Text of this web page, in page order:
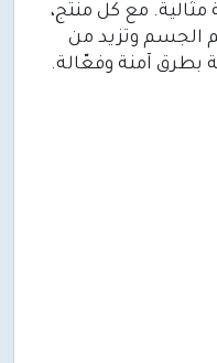
مع كل منتج،
الجسم وتزيد من
بطرق آمنة وفعّالة.